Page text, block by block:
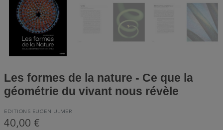
Les formes de la nature - Ce que la
géométrie du vivant nous révèle
EDITIONS EUGEN ULMER
40,00 €